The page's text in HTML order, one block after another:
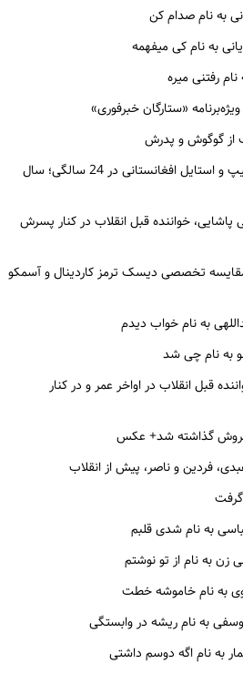
به نام صدام کن
به نام کی میفهمه
رفتنی میره
«ستارگان خبرفوری»
از گوگوش و پدرش
سفر به گذشته؛ گوگوش با تیپ و استایل افغانستانی در 24 سالگی؛ سال
خواننده قبل انقلاب در کنار پسرش
تخصصی دیسک ترمز کاردینال و آسمکو
به نام خواب دیدم
به نام چی شد
قبل انقلاب در اواخر عمر و در کنار
فروش گذاشته شد+ عکس
فردین و ناصر، پیش از انقلاب
گرفت
به نام شدی قلبم
زن به نام از تو نوشتم
به نام خاموشه خطت
به نام ریشه در وابستگی
به نام اگه دوسم داشتی